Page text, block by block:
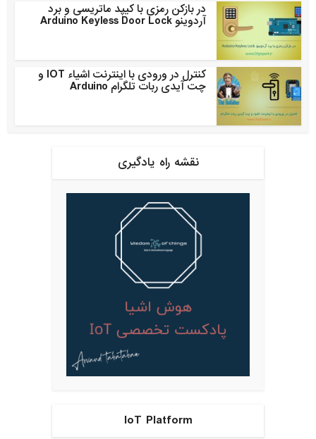
در بازکن رمزی با کیپد ماتریسی و برد
آردوینو Arduino Keyless Door Lock
کنترل در ورودی با اینترنت اشیاء IOT و
چت آیدی ربات تلگرام Arduino
نقشه راه یادگیری
IoT Platform